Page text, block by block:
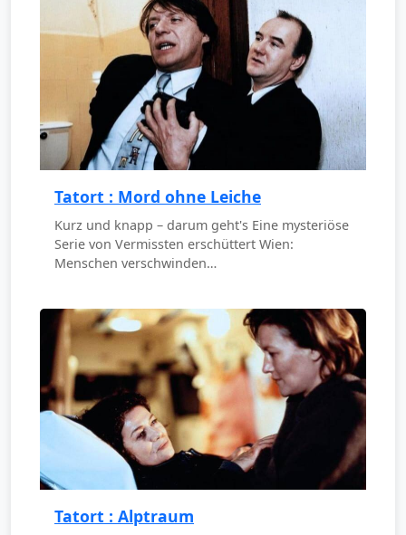
Tatort : Mord ohne Leiche
Kurz und knapp – darum geht's Eine mysteriöse
Serie von Vermissten erschüttert Wien:
Menschen verschwinden…
Tatort : Alptraum